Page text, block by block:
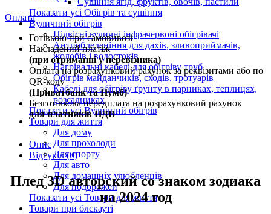
Показати усі Обігрів та сушіння
Вуличний обігрів
Підвісні вуличні інфрачервоні обігрівачі
Антиобледеніння для дахів, зливоприймачів,
жолобів і водостоків
Нагрівальні кабелі для обігріву труб
Обігрів майданчиків, сходів, тротуарів
Кабелі для обігріву ґрунту в парниках, теплицях,
розсадниках
Показати усі Вуличний обігрів
Товари для життя
Для дому
Для прохолоди
Для спорту
Для авто
Для домашніх улюбленців
Для подорожей
Показати усі Товари для життя
Товари при блєкауті
Оплата
Готівкою при самовивозі
Накладений платіж
(при отриманні у перевізника)
Оплата на розрахунковий рахунок за реквізитами або по
QR-коду
(Приватбанк та Пумб)
Безготівкова передплата на розрахунковий рахунок
для платників ПДВ
Опис
Відгуків (0)
Плед 3D авторский со знаком зодиака
на 2024 год